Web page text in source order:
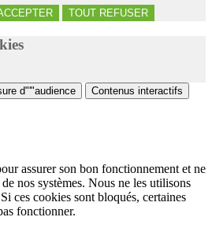
TOUT REFUSER
d"'"audience
Contenus interactifs
assurer son bon fonctionnement et ne
nos systèmes. Nous ne les utilisons
ces cookies sont bloqués, certaines
fonctionner.